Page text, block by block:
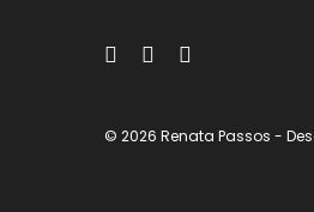
© 2026 Renata Passos -